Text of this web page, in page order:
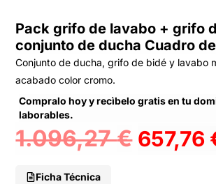
Pack grifo de lavabo + grifo
conjunto de ducha Cuadro
Conjunto de ducha, grifo de bidé y lavabo
acabado color cromo.
Compralo hoy y recìbelo gratis en tu
laborables.
1.096,27€ 657,76
Ficha Técnica